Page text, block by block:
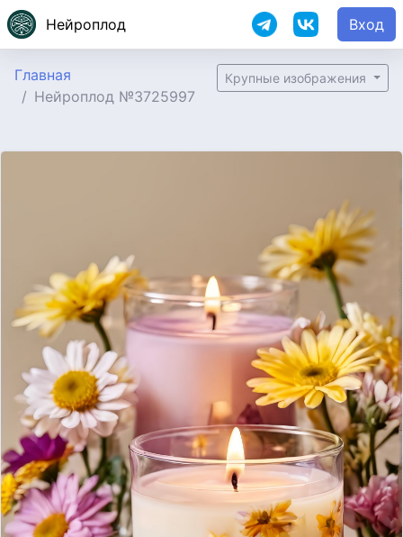
Нейроплод Вход
Главная
Нейроплод №3725997
Крупные изображения